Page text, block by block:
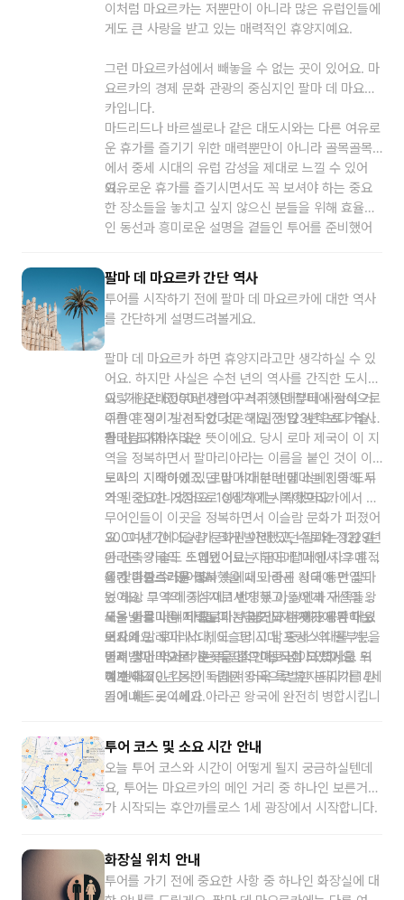
이처럼 마요르카는 저뿐만이 아니라 많은 유럽인들에
게도 큰 사랑을 받고 있는 매력적인 휴양지예요.
그런 마요르카섬에서 빼놓을 수 없는 곳이 있어요. 마
요르카의 경제 문화 관광의 중심지인 팔마 데 마요르
카입니다.
마드리드나 바르셀로나 같은 대도시와는 다른 여유로
운 휴가를 즐기기 위한 매력뿐만이 아니라 골목골목
에서 중세 시대의 유럽 감성을 제대로 느낄 수 있어
요.
여유로운 휴가를 즐기시면서도 꼭 보셔야 하는 중요
한 장소들을 놓치고 싶지 않으신 분들을 위해 효율적
인 동선과 흥미로운 설명을 곁들인 투어를 준비했어
을 남길 수 있도록 최선을 다하겠습니다. 저와 함께하
는 팔마 데 마요르카 시내 워킹 투어, 지금 시작할게
요!
팔마 데 마요르카 간단 역사
투어를 시작하기 전에 팔마 데 마요르카에 대한 역사
를 간단하게 설명드려볼게요.
팔마 데 마요르카 하면 휴양지라고만 생각하실 수 있
어요. 하지만 사실은 수천 년의 역사를 간직한 도시예
요. 기원전 6000년경의 구석기 시대부터 사람이 거
주한 흔적이 발견되었다고 해요. 정말 생각보다 역사
가 긴 도시이지요?
이렇게 오래전부터 사람이 거주했던 팔마에 정식으로
이름이 생기기 시작한 것은 기원전 123년으로 거슬러
올라갑니다.
팔마는 야자수라는 뜻이에요. 당시 로마 제국이 이 지
역을 정복하면서 팔마리아라는 이름을 붙인 것이 이
도시의 시작이었죠. 로마 시대부터 팔마는 지중해 무
역의 중요한 거점으로 성장하기 시작했어요.
로마의 지배하에 있던 팔마가 한 번에 스페인의 도시
가 된 건 아니었어요. 10세기에는 북아프리카에서 온
무어인들이 이곳을 정복하면서 이슬람 문화가 퍼졌어
요. 그 시기에 도시가 크게 발전했고, 수로와 정원 같
은 건축 기술도 도입됐어요. 지금도 팔마에서 그 흔적
을 찾아볼 수 있어요.
300여년 간 이슬람 문화권 아래 있던 팔마는 1229년
아라곤 왕국의 스페인어로는 하이메 1세인 자우메 1
세가 마요르카를 정복했을 때 아라곤 왕국에 편입되
었어요. 그 후에 자우메 1세가 두 아들에게 자신의 왕
국을 둘로 나누어 줍니다. 차남인 자우메 2세가 마요
르카와 발레아레스 제도 그리고 남프랑스의 일부분을
물려받아 마요르카는 독립적인 왕국이 되었어요. 그
렇게 약 70년 동안 독립된 왕국으로 유지되다가 14세
기에 페드로 4세가 아라곤 왕국에 완전히 병합시킵니
스페인 왕국으로 통합되며 그 때부터 스페인의 마요
르카가 된거죠. 마요르카 왕국의 마지막 왕이었던 자
우메 3세의 무덤은 팔마의 랜드마크인 팔마 대성당에
서 만나실 수 있어요.
이런 혼란스러운 역사 속에서도 중세 시대 동안 팔마
는 해상 무역의 중심지로 번영했고, 상인과 귀족들이
세운 아름다운 저택들이 지금도 도시 곳곳에 남아 있
어요.
오늘날 팔마 데 마요르카는 과거와 현재가 공존하는
도시예요. 로마 시대, 이슬람 시대, 중세 시대를 거치
면서 쌓인 역사적 흔적들이 그대로 남아 있고, 그 위
에 현대적인 감각이 더해져 더욱 특별한 분위기를 만
들어내는 곳이에요.
이제 팔마의 거리 곳곳을 걸으며, 직접 그 역사를 느
껴보세요!
투어 코스 및 소요 시간 안내
오늘 투어 코스와 시간이 어떻게 될지 궁금하실텐데
요, 투어는 마요르카의 메인 거리 중 하나인 보른거리
가 시작되는 후안까를로스 1세 광장에서 시작합니다.
간중간 아이스크림 가게나 카페, 레스토랑까지 들리
는 알찬 코스로 구성되어 있어요. 투어시간은 대략적
화장실 위치 안내
투어를 가기 전에 중요한 사항 중 하나인 화장실에 대